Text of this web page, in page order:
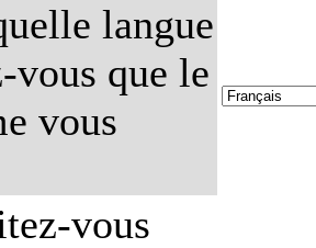
langue
vous que le
vous
vous